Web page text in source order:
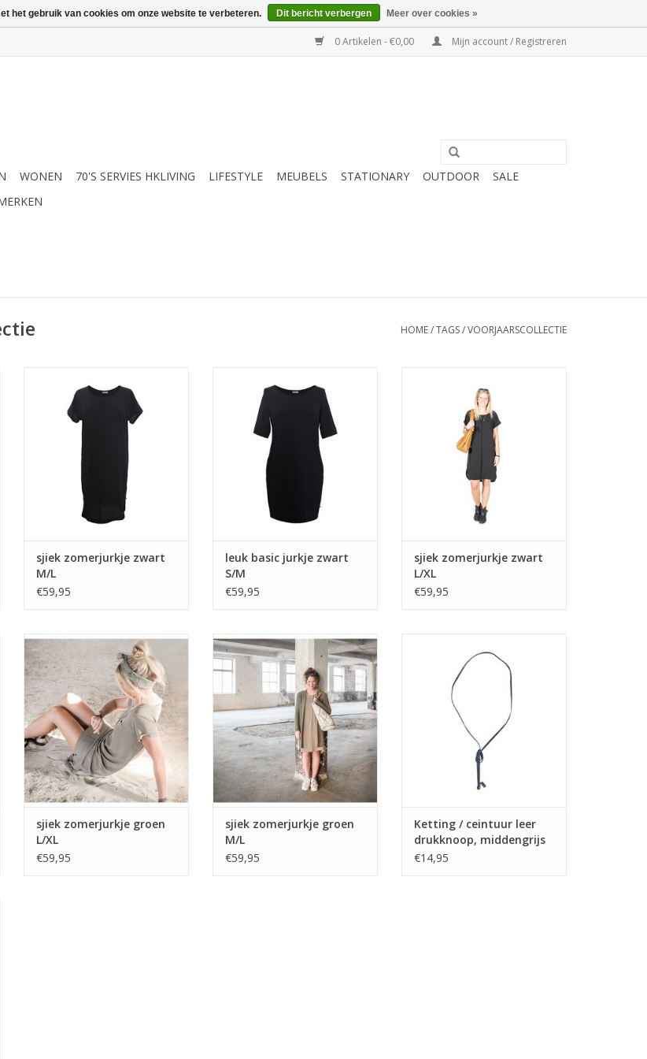
0 Artikelen - €0,00 Mijn account / Registreren
WONEN 70'S SERVIES HKLIVING LIFESTYLE MEUBELS STATIONARY OUTDOOR
SALE
HOME/TAGS/VOORJAARSCOLLECTIE
mouwen en mooie halslijn uit de
voorjaarscollectie van Zusss!
TOEVOEGEN AAN WINKELWAGEN
sjiek zomerjurkje zwart
M/L
€59,95
gemaakt van draagbaar jersey.
TOEVOEGEN AAN WINKELWAGEN
leuk basic jurkje zwart
S/M
€59,95
mouwen en mooie halslijn uit de
voorjaarscollectie van Zusss!
TOEVOEGEN AAN WINKELWAGEN
sjiek zomerjurkje zwart
L/XL
€59,95
sjiek zomerjurkje met korte
mouwen en mooie halslijn uit de
voorjaarscollectie van Zusss!
TOEVOEGEN AAN WINKELWAGEN
sjiek zomerjurkje groen
L/XL
€59,95
sjiek zomerjurkje met korte
mouwen en mooie halslijn uit de
voorjaarscollectie van Zusss!
TOEVOEGEN AAN WINKELWAGEN
sjiek zomerjurkje groen
M/L
€59,95
drukknoop.
TOEVOEGEN AAN WINKELWAGEN
Ketting / ceintuur leer
drukknoop, middengrijs
€14,95
het gebruik van cookies om onze website te verbeteren. Dit bericht verbergen Meer over cookies »